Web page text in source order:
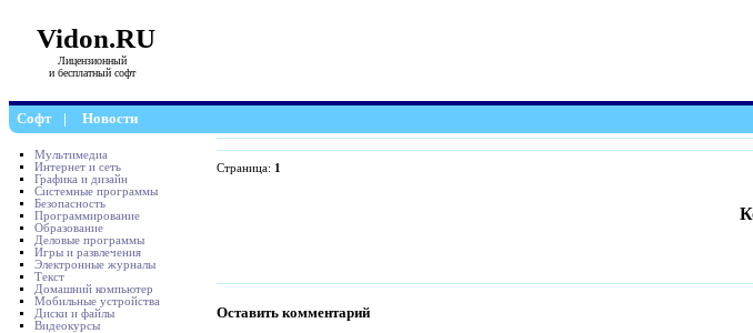
Vidon.RU
Лицензионный
и бесплатный софт
Софт | Новости
Мультимедиа
Интернет и сеть
Графика и дизайн
Системные программы
Безопасность
Программирование
Образование
Деловые программы
Игры и развлечения
Электронные журналы
Текст
Домашний компьютер
Мобильные устройства
Диски и файлы
Видеокурсы
Страница: 1
Оставить комментарий